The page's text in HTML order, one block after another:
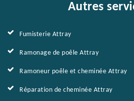
Autres
Fumisterie Attray
Ramonage de poêle Attray
Ramoneur poêle et cheminée Attray
Réparation de cheminée Attray